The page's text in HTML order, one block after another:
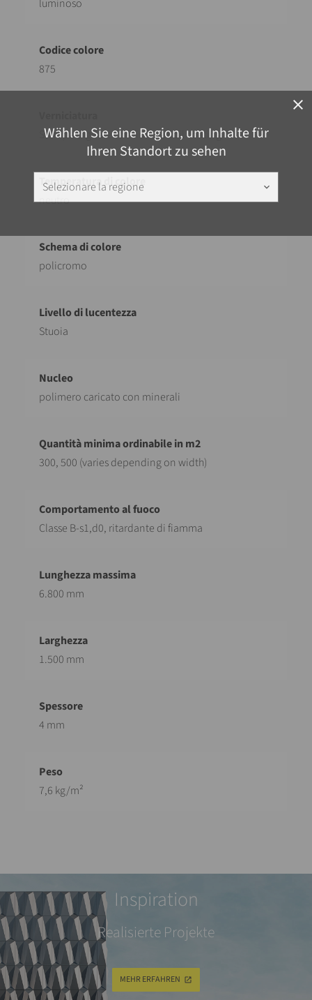
close
Wählen Sie eine Region, um Inhalte für
Ihren Standort zu sehen
Selezionare la regione keyboard_arrow_down
luminoso
875
Stampa digitale con finitura coil coating
neutro
policromo
Stuoia
polimero caricato con minerali
300, 500 (varies depending on width)
Classe B-s1,d0, ritardante di fiamma
6.800 mm
1.500 mm
4 mm
7,6 kg/m²
Inspiration
Realisierte Projekte
MEHR ERFAHREN